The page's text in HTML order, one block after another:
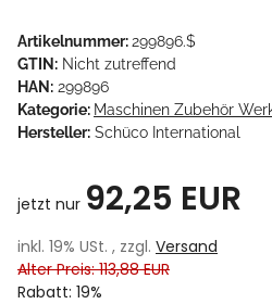
Artikelnummer:299896.$
GTIN: Nicht zutreffend
HAN: 299896
Kategorie: Maschinen Zubehör
Hersteller: Schüco International
jetzt nur 92,25 EUR
inkl. 19% USt. , zzgl. Versand
Alter Preis: 113,88 EUR
Rabatt: 19%